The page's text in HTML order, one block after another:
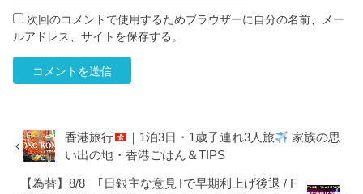
次回のコメントで使用するためブラウザーに自分の名前、メー
ルアドレス、サイトを保存する。
香港旅行 ｜1泊3日・1歳子連れ3人旅
家族の思
い出の地・香港ごはん＆TIPS
【為替】8/8 ｢日銀主な意見｣で早期利上げ後退 / F